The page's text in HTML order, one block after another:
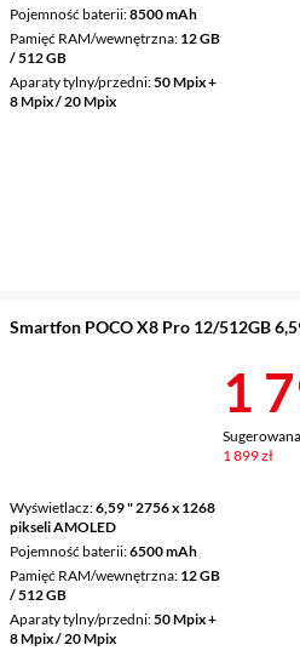
Pojemność baterii 8500 mAh
Pamięć RAM/wewnętrzna 12 GB
/ 512 GB
Aparaty tylny/przedni 50 Mpix +
8 Mpix / 20 Mpix
Smartfon POCO X8 Pro 12/512GB
Wyświetlacz 6,59 " 2756 x 1268
pikseli AMOLED
Pojemność baterii 6500 mAh
Pamięć RAM/wewnętrzna 12 GB
/ 512 GB
Aparaty tylny/przedni 50 Mpix +
8 Mpix / 20 Mpix
1
1 899 zł